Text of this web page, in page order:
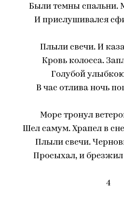
Были темны спальни.
И прислушивался
Плыли свечи. И
Кровь колосса.
Голубой
В час отлива ночь
Море тронул
Шел самум. Храпел в
Плыли свечи.
Просыхал, и брезжил
4